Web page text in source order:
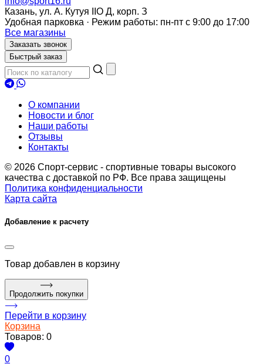
Казань, ул. А. Кутуя IIO Д, корп. З
Удобная парковка · Режим работы: пн-пт с 9:00 до 17:00
Все магазины
Заказать звонок
Быстрый заказ
О компании
Новости и блог
Наши работы
Отзывы
Контакты
© 2026 Спорт-сервис - спортивные товары высокого
качества с доставкой по РФ. Все права защищены
Политика конфиденциальности
Карта сайта
Добавление к расчету
Товар добавлен в корзину
Продолжить покупки
Перейти в корзину
Корзина
Товаров: 0
0